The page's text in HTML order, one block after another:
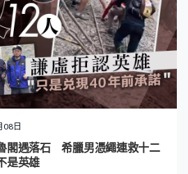
08日
閣遇落石 希臘男憑繩連救十二
是英雄